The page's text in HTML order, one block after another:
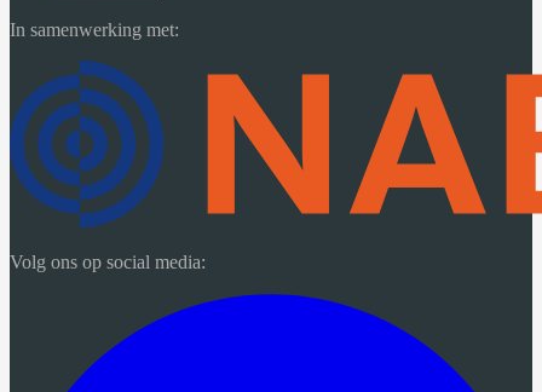
In samenwerking met:
Volg ons op social media: